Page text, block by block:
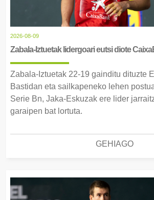
2026-08-09
Zabala-Iztuetak lidergoari eutsi diote
Zabala-Iztuetak 22-19 gainditu dituzte
Bastidan eta sailkapeneko lehen
Serie Bn, Jaka-Eskuzak ere lider
garaipen bat lortuta.
GEHIAGO